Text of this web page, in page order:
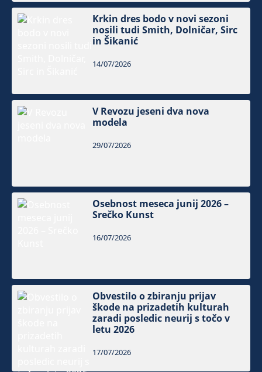
Krkin dres bodo v novi sezoni
nosili tudi Smith, Dolničar, Sirc
in Šikanić
14/07/2026
V Revozu jeseni dva nova
modela
29/07/2026
Osebnost meseca junij 2026 –
Srečko Kunst
16/07/2026
Obvestilo o zbiranju prijav
škode na prizadetih kulturah
zaradi posledic neurij s točo v
letu 2026
17/07/2026